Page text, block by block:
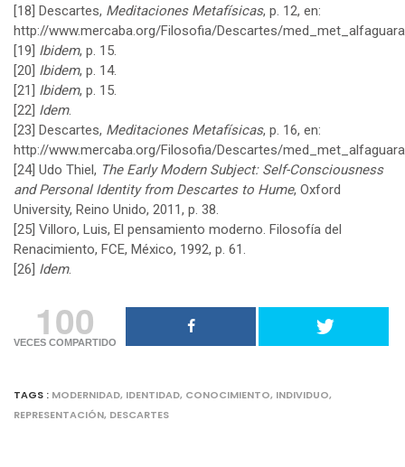
[18] Descartes, Meditaciones Metafísicas, p. 12, en:
http://www.mercaba.org/Filosofia/Descartes/
[19] Ibidem, p. 15.
[20] Ibidem, p. 14.
[21] Ibidem, p. 15.
[22] Idem.
[23] Descartes, Meditaciones Metafísicas, p. 16, en:
http://www.mercaba.org/Filosofia/Descartes/
[24] Udo Thiel, The Early Modern Subject: Self-Consciousness
and Personal Identity from Descartes to Hume, Oxford
University, Reino Unido, 2011, p. 38.
[25] Villoro, Luis, El pensamiento moderno. Filosofía del
Renacimiento, FCE, México, 1992, p. 61.
[26] Idem.
100
VECES COMPARTIDO
TAGS : MODERNIDAD, IDENTIDAD, CONOCIMIENTO, INDIVIDUO,
REPRESENTACIÓN, DESCARTES